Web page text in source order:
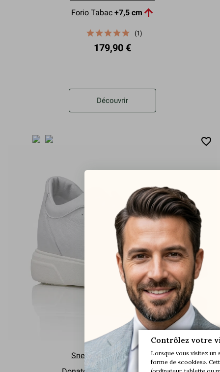
Forio Tabac +7,5 cm
(1)
179,90 €
Découvrir
favorite_border
Sneakers Rehaussantes
Contrôlez votre
Lorsque vous visitez un
forme de «cookies».